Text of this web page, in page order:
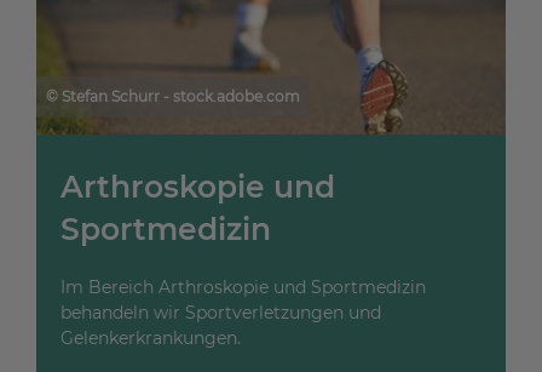
© Stefan Schurr - stock.adobe.com
Arthroskopie und
Sportmedizin
Im Bereich Arthroskopie und Sportmedizin
behandeln wir Sportverletzungen und
Gelenkerkrankungen.